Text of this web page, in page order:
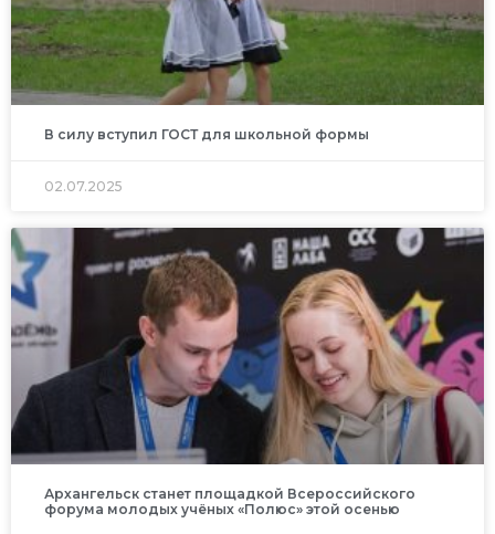
В силу вступил ГОСТ для школьной формы
02.07.2025
Архангельск станет площадкой Всероссийского
форума молодых учёных «Полюс» этой осенью